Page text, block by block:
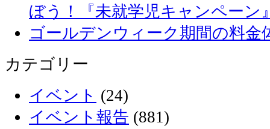
ぼう！『未就学児キャンペーン
ゴールデンウィーク期間の料金
カテゴリー
イベント (24)
イベント報告 (881)